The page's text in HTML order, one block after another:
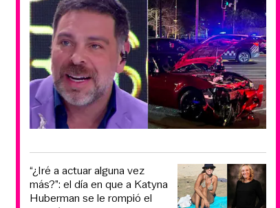
“¿Iré a actuar alguna vez
más?”: el día en que a Katyna
Huberman se le rompió el